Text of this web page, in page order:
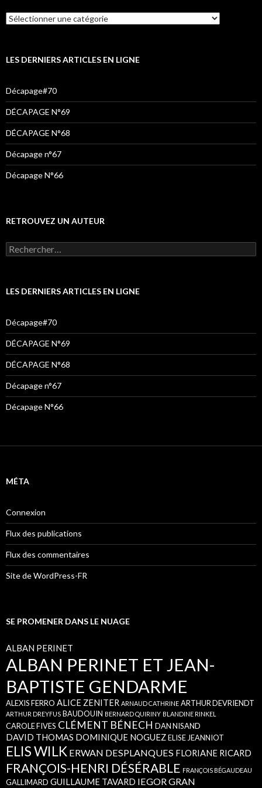
o
e
g
m
LES DERNIERS ARTICLES EN LIGNE
Décapage#70
DÉCAPAGE N°69
DÉCAPAGE N°68
Décapage n°67
Décapage N°66
RETROUVEZ UN AUTEUR
LES DERNIERS ARTICLES EN LIGNE
Décapage#70
DÉCAPAGE N°69
DÉCAPAGE N°68
Décapage n°67
Décapage N°66
MÉTA
Connexion
Flux des publications
Flux des commentaires
Site de WordPress-FR
SE PROMENER DANS LE NUAGE
ALBAN PERINET
ALBAN PERINET ET JEAN-
BAPTISTE GENDARME
ALEXIS FERRO ALICE ZENITER ARNAUD CATHRINE ARTHUR DEVRIENDT
ARTHUR DREYFUS BAUDOUIN BERNARD QUIRINY BLANDINE RINKEL
CAROLE FIVES CLÉMENT BÉNECH DAN NISAND
DAVID THOMAS DOMINIQUE NOGUEZELISE JEANNIOT
ELIS WILK ERWAN DESPLANQUES FLORIANE RICARD
FRANÇOIS-HENRI DÉSÉRABLE FRANÇOIS BÉGAUDEAU
GALLIMARD GUILLAUME TAVARD IEGOR GRAN